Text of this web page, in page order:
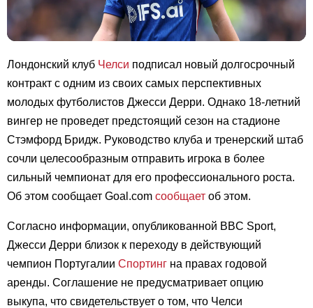
Лондонский клуб Челси подписал новый долгосрочный
контракт с одним из своих самых перспективных
молодых футболистов Джесси Дерри. Однако 18-летний
вингер не проведет предстоящий сезон на стадионе
Стэмфорд Бридж. Руководство клуба и тренерский штаб
сочли целесообразным отправить игрока в более
сильный чемпионат для его профессионального роста.
Об этом сообщает Goal.com сообщает об этом.
Согласно информации, опубликованной BBC Sport,
Джесси Дерри близок к переходу в действующий
чемпион Португалии Спортинг на правах годовой
аренды. Соглашение не предусматривает опцию
выкупа, что свидетельствует о том, что Челси